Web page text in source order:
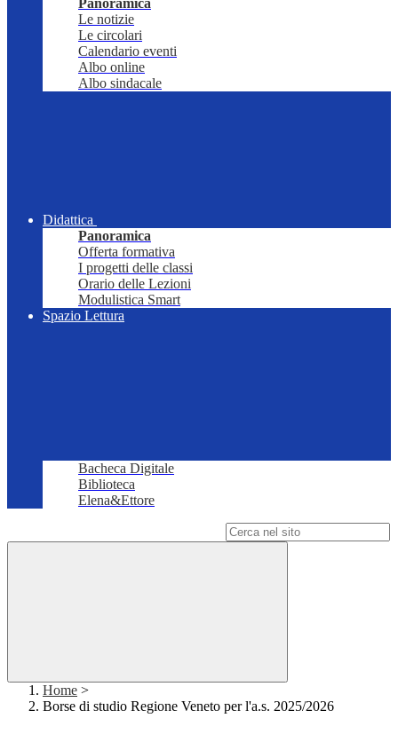
Panoramica
Le notizie
Le circolari
Calendario eventi
Albo online
Albo sindacale
Didattica
Panoramica
Offerta formativa
I progetti delle classi
Orario delle Lezioni
Modulistica Smart
Spazio Lettura
Bacheca Digitale
Biblioteca
Elena&Ettore
Home >
Borse di studio Regione Veneto per l'a.s. 2025/2026